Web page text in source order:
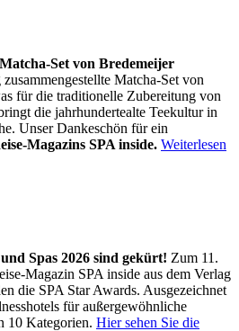
Set von Bredemeijer
Matcha-Set von
für die traditionelle Zubereitung von
die jahrhundertealte Teekultur in
Unser Dankeschön für ein
Magazins SPA inside. Weiterlesen
Spas 2026 sind gekürt! Zum 11.
Magazin SPA inside aus dem Verlag
die SPA Star Awards. Ausgezeichnet
für außergewöhnliche
10 Kategorien. Hier sehen Sie die